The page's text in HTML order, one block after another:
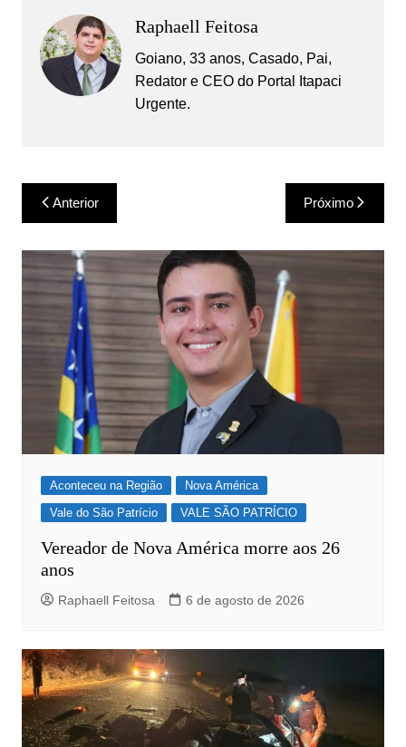
Raphaell Feitosa
Goiano, 33 anos, Casado, Pai,
Redator e CEO do Portal Itapaci
Urgente.
Navegação
de
Post
Anterior Próximo
Aconteceu na Região
Nova América
Vale do São Patrício
VALE SÃO PATRÍCIO
Vereador de Nova América morre aos 26
anos
Raphaell Feitosa 6 de agosto de 2026